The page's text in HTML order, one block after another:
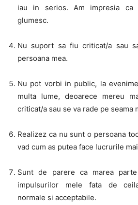
iau in serios. Am impresia
glumesc.
Nu suport sa fiu criticat/a sau
persoana mea.
Nu pot vorbi in public, la
multa lume, deoarece mereu
criticat/a sau se va rade pe seama
Realizez ca nu sunt o persoana
vad cum as putea face lucrurile
Sunt de parere ca marea
impulsurilor mele fata de
normale si acceptabile.